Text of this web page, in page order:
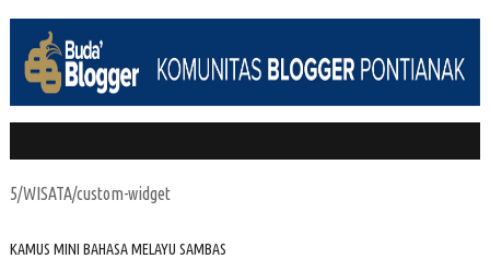
5/WISATA/custom-widget
KAMUS MINI BAHASA MELAYU SAMBAS